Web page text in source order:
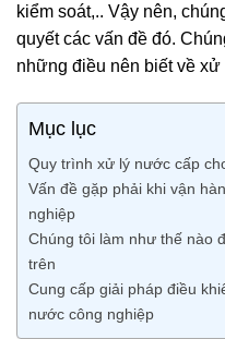
kiểm soát,.. Vậy nên,
quyết các vấn đề đó.
những điều nên biết về
Mục lục
Quy trình xử lý nước cấp
Vấn đề gặp phải khi vận
nghiệp
Chúng tôi làm như thế nào
trên
Cung cấp giải pháp điều
nước công nghiệp